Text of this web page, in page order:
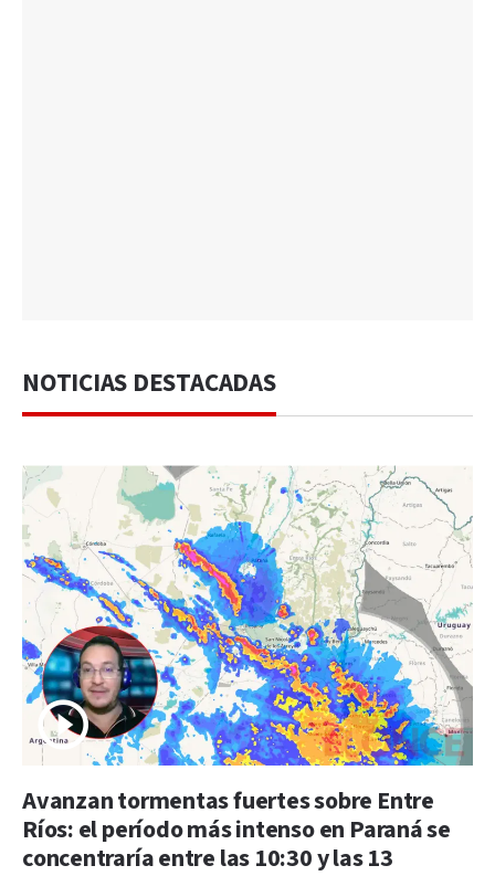
NOTICIAS DESTACADAS
Avanzan tormentas fuertes sobre Entre
Ríos: el período más intenso en Paraná se
concentraría entre las 10:30 y las 13